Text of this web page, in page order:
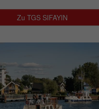
Zu TGS SIFAYIN